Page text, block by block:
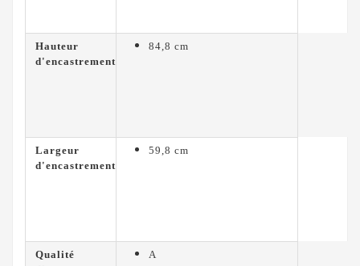
Hauteur
d'encastrement
84,8 cm
Largeur
d'encastrement
59,8 cm
Qualité
A